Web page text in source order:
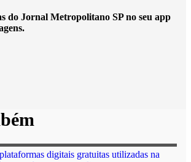
do Jornal Metropolitano SP no seu app